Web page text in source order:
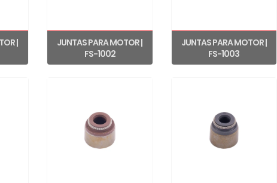
|
JUNTAS PARA MOTOR |
FS-1002
JUNTAS PARA MOTOR |
FS-1003